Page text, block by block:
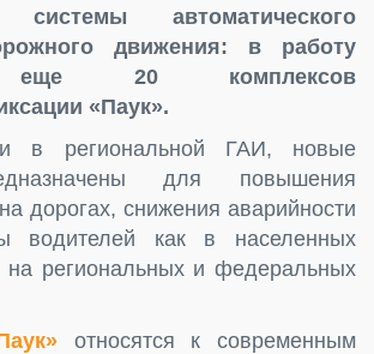
системы автоматического
движения: в работу
еще 20 комплексов
«Паук».
в региональной ГАИ, новые
для повышения
дорогах, снижения аварийности
водителей как в населенных
на региональных и федеральных
относятся к современным